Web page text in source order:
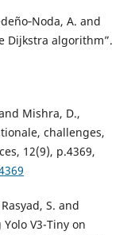
A. and
Dijkstra algorithm”.
Mishra, D.,
challenges,
12(9), p.4369,
S. and
V3-Tiny on